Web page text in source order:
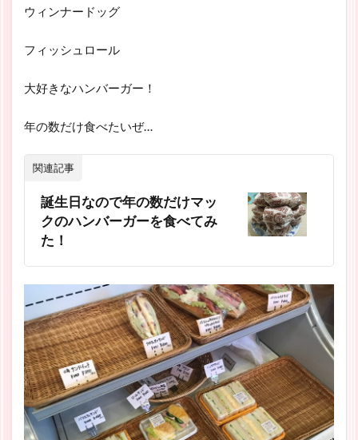
ウィンナードッグ
フィッシュロール
大好きなハンバーガー！
年の数だけ食べたいぜ…
関連記事
誕生日なので年の数だけマッ
クのハンバーガーを食べてみ
た！